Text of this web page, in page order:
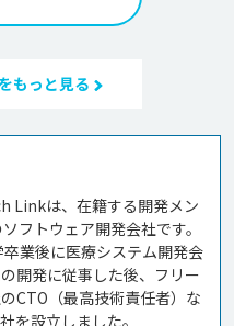
もっと見る
Linkは、在籍する開発メン
フトウェア開発会社です。
業後に医療システム開発会
開発に従事した後、フリー
CTO（最高技術責任者）な
を設立しました。